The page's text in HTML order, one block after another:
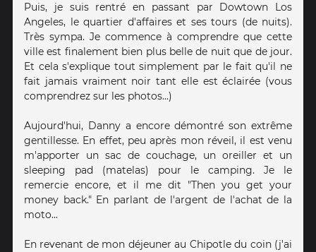
Puis, je suis rentré en passant par Dowtown Los
Angeles, le quartier d'affaires et ses tours (de nuits).
Très sympa. Je commence à comprendre que cette
ville est finalement bien plus belle de nuit que de jour.
Et cela s'explique tout simplement par le fait qu'il ne
fait jamais vraiment noir tant elle est éclairée (vous
comprendrez sur les photos...)
Aujourd'hui, Danny a encore démontré son extrême
gentillesse. En effet, peu après mon réveil, il est venu
m'apporter un sac de couchage, un oreiller et un
sleeping pad (matelas) pour le camping. Je le
remercie encore, et il me dit "Then you get your
money back." En parlant de l'argent de l'achat de la
moto...
En revenant de mon déjeuner au Chipotle du coin (j'ai